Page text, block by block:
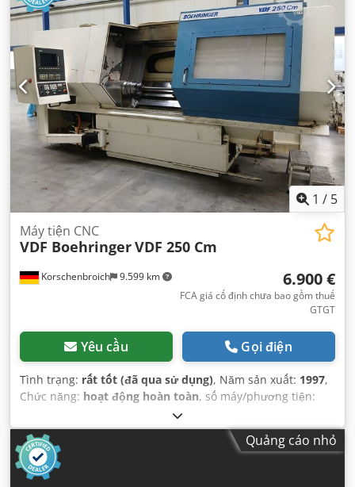
1 / 5
Korschenbroich 9.599 km
Máy tiện CNC
VDF BoehringerVDF 250 Cm
6.900 €
FCA giá cố định chưa bao gồm thuế
GTGT
Yêu cầu Gọi điện
Tình trạng: rất tốt (đã qua sử dụng), Năm sản xuất: 1997,
Chức năng: hoạt động hoàn toàn, số máy/phương tiện:
Quảng cáo nhỏ